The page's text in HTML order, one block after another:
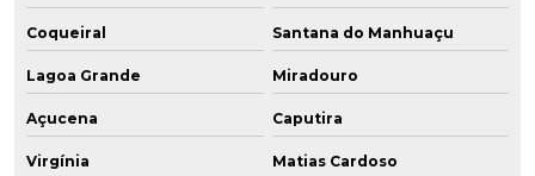
Coqueiral Santana do Manhuaçu
Lagoa Grande Miradouro
Açucena Caputira
Virgínia Matias Cardoso